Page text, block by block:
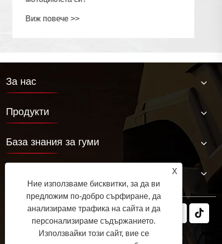
За нас
Продукти
База знания за гуми
X
Ние използваме бисквитки, за да ви
предложим по-добро сърфиране, да
анализираме трафика на сайта и да
персонализираме съдържанието.
Използвайки този сайт, вие се